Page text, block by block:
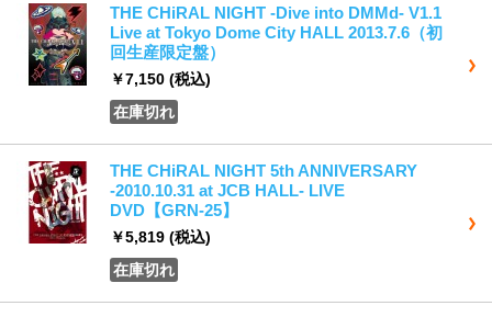
THE CHiRAL NIGHT -Dive into DMMd- V1.1
Live at Tokyo Dome City HALL 2013.7.6（初
回生産限定盤）
￥7,150 (税込)
在庫切れ
THE CHiRAL NIGHT 5th ANNIVERSARY
-2010.10.31 at JCB HALL- LIVE
DVD【GRN-25】
￥5,819 (税込)
在庫切れ